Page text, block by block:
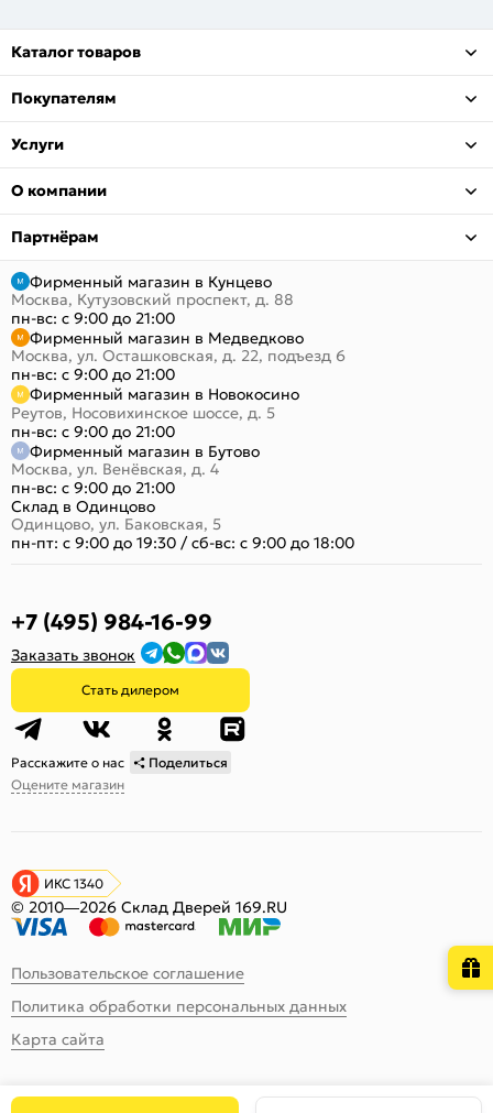
Каталог товаров
Покупателям
Услуги
О компании
Партнёрам
Фирменный магазин в Кунцево
Москва, Кутузовский проспект, д. 88
пн-вс: с 9:00 до 21:00
Фирменный магазин в Медведково
Москва, ул. Осташковская, д. 22, подъезд 6
пн-вс: с 9:00 до 21:00
Фирменный магазин в Новокосино
Реутов, Носовихинское шоссе, д. 5
пн-вс: с 9:00 до 21:00
Фирменный магазин в Бутово
Москва, ул. Венёвская, д. 4
пн-вс: с 9:00 до 21:00
Склад в Одинцово
Одинцово, ул. Баковская, 5
пн-пт: с 9:00 до 19:30 /сб-вс: с 9:00 до 18:00
+7 (495) 984-16-99
Заказать звонок
Стать дилером
Расскажите о нас
Поделиться
Оцените магазин
ИКС 1340
© 2010—2026 Склад Дверей 169.RU
Пользовательское соглашение
Политика обработки персональных данных
Карта сайта